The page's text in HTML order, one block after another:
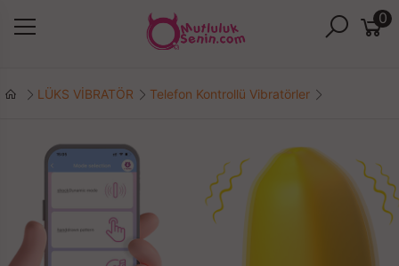
0
LÜKS VİBRATÖR Telefon Kontrollü Vibratörler